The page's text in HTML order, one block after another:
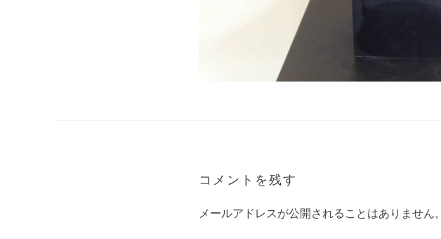
コメントを残す
メールアドレスが公開されることはありません。